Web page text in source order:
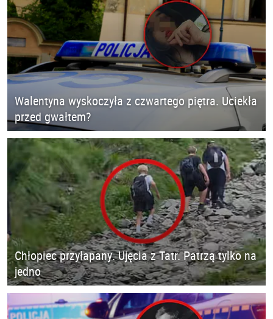
Walentyna wyskoczyła z czwartego piętra. Uciekła
przed gwałtem?
Chłopiec przyłapany. Ujęcia z Tatr. Patrzą tylko na
jedno